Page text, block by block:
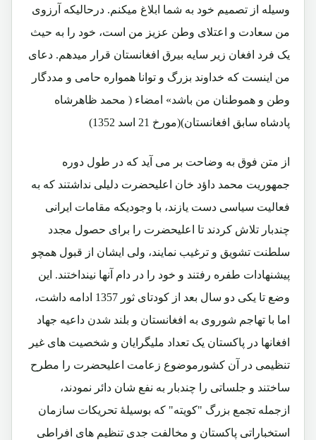
وسیله از تصمیم خود به شما ابلاغ میکنم. درحالیکه آرزوی
من سعادت و اعتلای وطن عزیز من است، خود را به حیث
یک فرد افغان زیر سایه بیرق افغانستان قرار میدهم. دعای
من اینست که خداوند بزرگ و توانا همواره حامی و مددگار
وطن و هموطنان من باشد» امضاء ( محمد ظاهرشاه
پادشاه سابق افغانستان)(مورخ 21 اسد 1352)
از متن فوق به وضاحت بر می آید که در طول دوره
جمهوریت محمد داؤد خان اعلیحضرت دلیلی نداشتند که به
فعالیت سیاسی دست یازند، با وجودیکه مقامات ایرانی
چندبار تلاش کردند تا اعلیحضرت را برای حصول مجدد
سلطنت تشویق و ترغیب نمایند، ولی ایشان از قبول همچو
پیشنهادات طفره رفتند و خود را در دام آنها نینداختند. این
وضع تا یکی دو سال بعد از کودتای ثور 1357 ادامه داشت،
اما با تهاجم شوروی به افغانستان و بلند شدن داعیه جهاد
افغانها در پاکستان یک تعداد ملیگرایان و شخصیت های غیر
تنظیمی در آن کشورموضوع زعامت اعلیحضرت را مطرح
ساختند و جلساتی را چندبار به نفع شان دائر نمودند،
ازجمله تجمع بزرگ "کویته" که بوسیلۀ تحریکات سازمان
استخباراتی پاکستان و مخالفت جدی تنظیم های افراطی